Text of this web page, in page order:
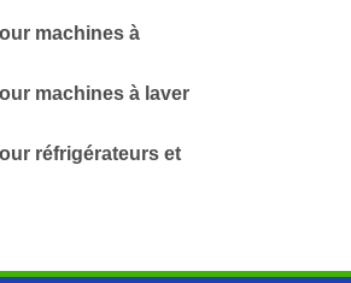
machines à
machines à laver
réfrigérateurs et